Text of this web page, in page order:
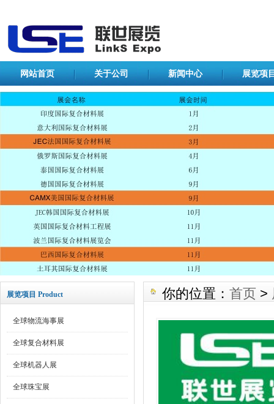
网站首页 关于公司 新闻中心 展览项
展览项目 Product
全球物流海事展
全球复合材料展
全球机器人展
全球珠宝展
你的位置： 首页 >